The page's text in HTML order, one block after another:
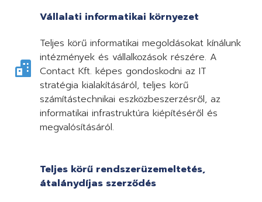
Vállalati informatikai környezet
Teljes körű informatikai megoldásokat kínálunk
intézmények és vállalkozások részére. A
Contact Kft. képes gondoskodni az IT
stratégia kialakításáról, teljes körű
számítástechnikai eszközbeszerzésről, az
informatikai infrastruktúra kiépítéséről és
megvalósításáról.
Teljes körű rendszerüzemeltetés,
átalánydíjas szerződés